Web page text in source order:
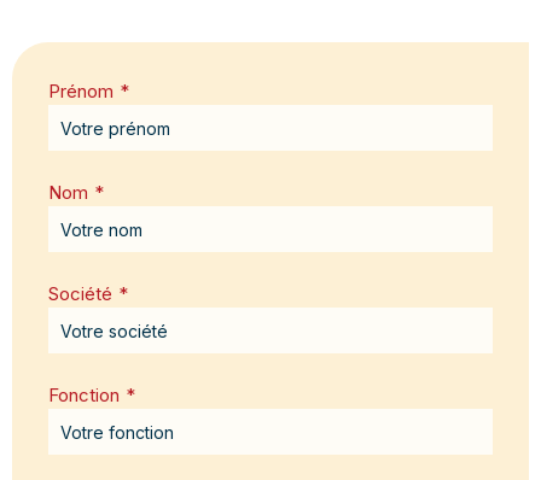
Prénom *
Nom *
Société *
Fonction *